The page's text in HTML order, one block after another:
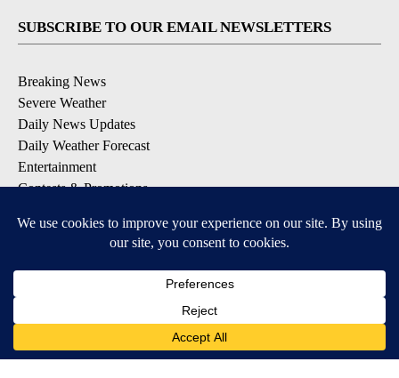
SUBSCRIBE TO OUR EMAIL NEWSLETTERS
Breaking News
Severe Weather
Daily News Updates
Daily Weather Forecast
Entertainment
Contests & Promotions
DOWNLOAD OUR APPS
Available for iOS and Android